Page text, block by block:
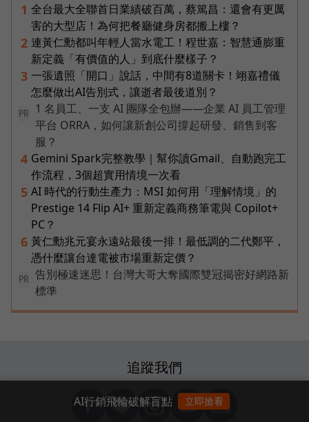
1 全台最大全聯首日業績破百萬，蔡篤昌：還會有更厲
害的大型店！為何把餐廳健身房都搬上樓？
2 連黃仁勳都叫年輕人當水電工！程世嘉：智慧通膨重
新定義「有價值的人」到底什麼樣子？
3 一張遺照「開口」說話，中間有8道關卡！翊嘉禮儀
怎麼做出AI告別式，讓逝者最後道別？
PR
1 名員工、一支 AI 團隊全包辦——企業 AI 員工管理
平台 ORRA，如何讓新創公司撐起研發、銷售到客
服？
4 Gemini Spark完整教學｜幫你讀Gmail、自動跑完工
作流程，3個超實用情境一次看
5 AI 時代的行動生產力：MSI 如何用「理解情境」的
Prestige 14 Flip AI+ 重新定義商務筆電與 Copilot+
PC？
6 黃仁勳兆元宴永遠站最後一排！最低調的二代鄭平，
憑什麼讓台達電被市場重新定價？
PR
告別極速迷思！台灣大哥大奪國際雙冠揭密好網路新
標準
追蹤我們
AI行銷飛輪破解盲點 立即搶看